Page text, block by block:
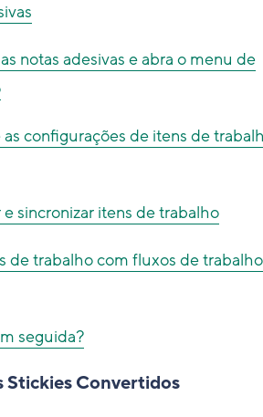
notas adesivas e abra o menu de
configurações de itens de
sincronizar itens de trabalho
de trabalho com fluxos de
seguida?
Stickies Convertidos